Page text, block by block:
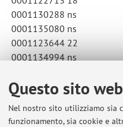
Questo sito
Nel nostro sito utilizziamo sia
funzionamento, sia cookie e
0001130288 ns
0001135080 ns
0001123644 22
0001134994 ns
Pubblicato il: 09 giugno 2026